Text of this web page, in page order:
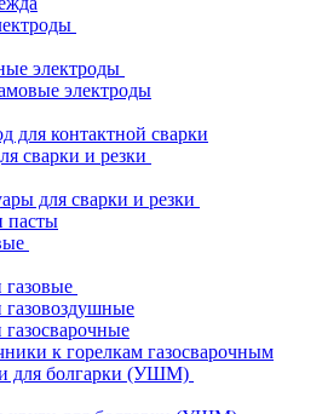
электроды
электроды
для контактной сварки
сварки и резки
для сварки и резки
пасты
газовые
газовоздушные
газосварочные
к горелкам газосварочным
для болгарки (УШМ)